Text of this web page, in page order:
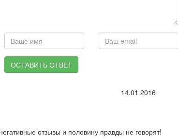
ОСТАВИТЬ ОТВЕТ
14.01.2016
отзывы и половину правды не говорят!